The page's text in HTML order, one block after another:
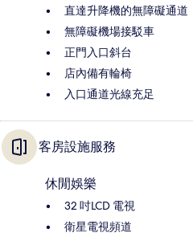
直達升降機的無障礙通道
無障礙機場接駁車
正門入口斜台
店內備有輪椅
入口通道光線充足
客房設施服務
休閒娛樂
32 吋LCD 電視
衛星電視頻道